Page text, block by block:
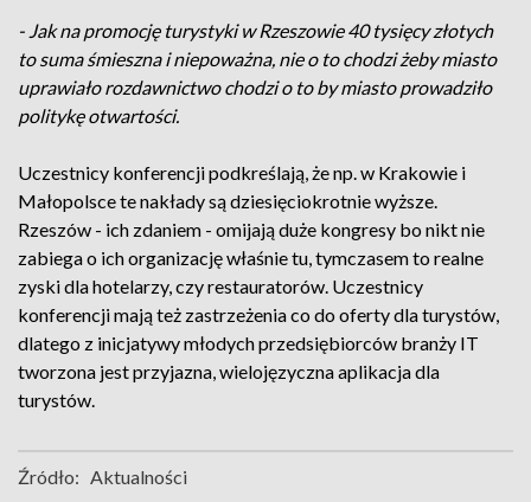
- Jak na promocję turystyki w Rzeszowie 40 tysięcy złotych
to suma śmieszna i niepoważna, nie o to chodzi żeby miasto
uprawiało rozdawnictwo chodzi o to by miasto prowadziło
politykę otwartości.
Uczestnicy konferencji podkreślają, że np. w Krakowie i
Małopolsce te nakłady są dziesięciokrotnie wyższe.
Rzeszów - ich zdaniem - omijają duże kongresy bo nikt nie
zabiega o ich organizację właśnie tu, tymczasem to realne
zyski dla hotelarzy, czy restauratorów. Uczestnicy
konferencji mają też zastrzeżenia co do oferty dla turystów,
dlatego z inicjatywy młodych przedsiębiorców branży IT
tworzona jest przyjazna, wielojęzyczna aplikacja dla
turystów.
Źródło: Aktualności